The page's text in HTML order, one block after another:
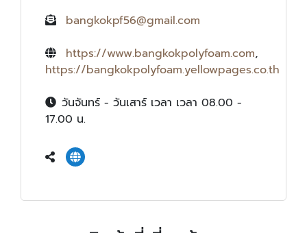
bangkokpf56@gmail.com
https://www.bangkokpolyfoam.com,
https://bangkokpolyfoam.yellowpages.co.th
วันจันทร์ - วันเสาร์ เวลา เวลา 08.00 -
17.00 น.